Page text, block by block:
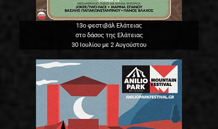
13o φεστιβάλ Ελάτειας
στο δάσος της Ελάτειας
30 Ιουλίου με 2 Αυγούστου